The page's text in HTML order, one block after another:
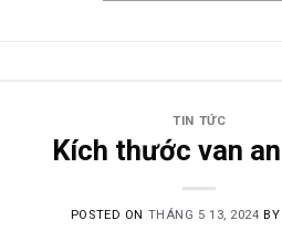
TIN TỨC
Kích thước van
POSTED ON THÁNG 5 13, 2024 BY